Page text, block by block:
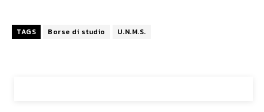
TAGS Borse di studio U.N.M.S.